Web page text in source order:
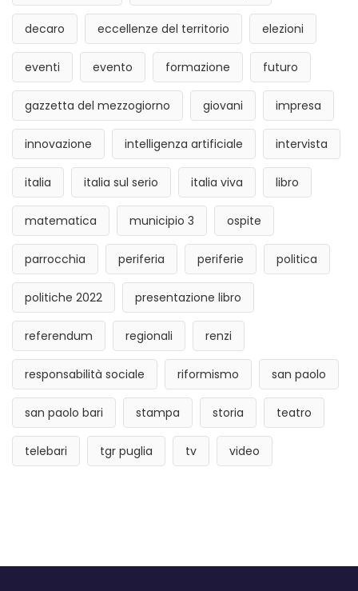
decaro eccellenze del territorio elezioni
eventi evento formazione futuro
gazzetta del mezzogiorno giovani impresa
innovazione intelligenza artificiale intervista
italia italia sul serio italia viva libro
matematica municipio 3 ospite
parrocchia periferia periferie politica
politiche 2022 presentazione libro
referendum regionali renzi
responsabilità sociale riformismo san paolo
san paolo bari stampa storia teatro
telebari tgr puglia tv video